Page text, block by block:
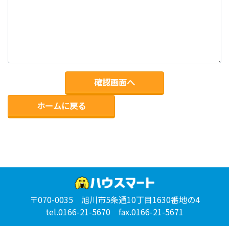
ホームに戻る
〒070-0035 旭川市5条通10丁目1630番地の4
tel.0166-21-5670 fax.0166-21-5671